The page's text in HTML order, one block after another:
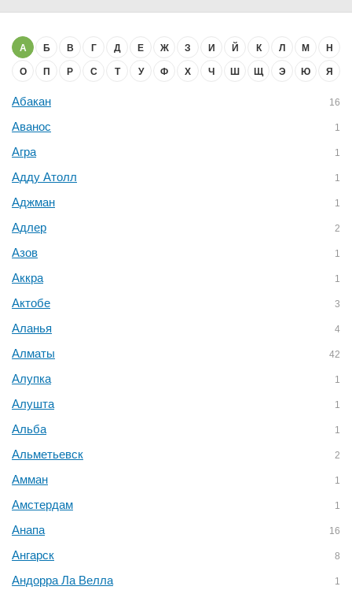
А Б В Г Д Е Ж З И Й К Л М Н
О П Р С Т У Ф Х Ч Ш Щ Э Ю Я
Абакан 16
Аванос 1
Агра 1
Адду Атолл 1
Аджман 1
Адлер 2
Азов 1
Аккра 1
Актобе 3
Аланья 4
Алматы 42
Алупка 1
Алушта 1
Альба 1
Альметьевск 2
Амман 1
Амстердам 1
Анапа 16
Ангарск 8
Андорра Ла Велла 1